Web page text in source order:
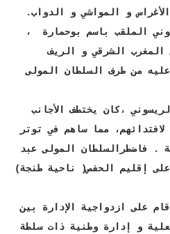
و المواشي و الدواب.
الملقب باسم بوحمارة ،
الشرقي و الريف
من طرف السلطان المولى
،كان يختطف الأجانب
مما ساهم في توتر
. فاضطرالسلطان المولى عبد
على إقليم الحفص( ناحية طنجة)
على ازدواجية الإدارة بين
و إدارة وطنية ذات سلطة